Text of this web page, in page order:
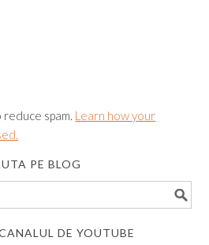
spam. Learn how your
PE BLOG
DE YOUTUBE